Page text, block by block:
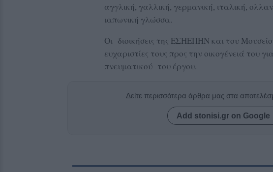
αγγλική, γαλλική, γερμανική, ιταλική,
ιαπωνική γλώσσα.
Οι διοικήσεις της ΕΣΗΕΠΗΝ και του
ευχαριστίες τους προς την οικογένειά του
πνευματικού του έργου.
Δείτε περισσότερα άρθρα μας στα
Add stonisi.gr on Google